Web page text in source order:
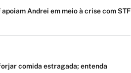
Andrei em meio à crise com STF
comida estragada; entenda